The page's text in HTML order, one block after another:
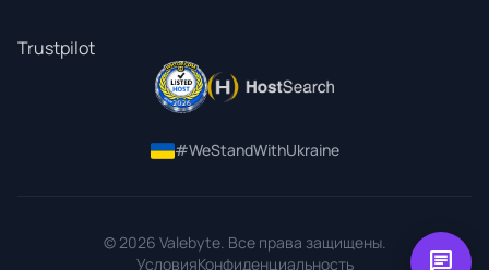
Trustpilot
#WeStandWithUkraine
© 2026 Valebyte. Все права защищены.
УсловияКонфиденциальность chat